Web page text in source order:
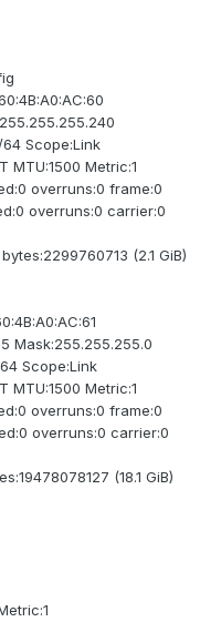
Scope:Link
MTU:1500 Metric:1
overruns:0 frame:0
overruns:0 carrier:0
(2.1 GiB)
Mask:255.255.255.0
Scope:Link
MTU:1500 Metric:1
overruns:0 frame:0
overruns:0 carrier:0
(18.1 GiB)